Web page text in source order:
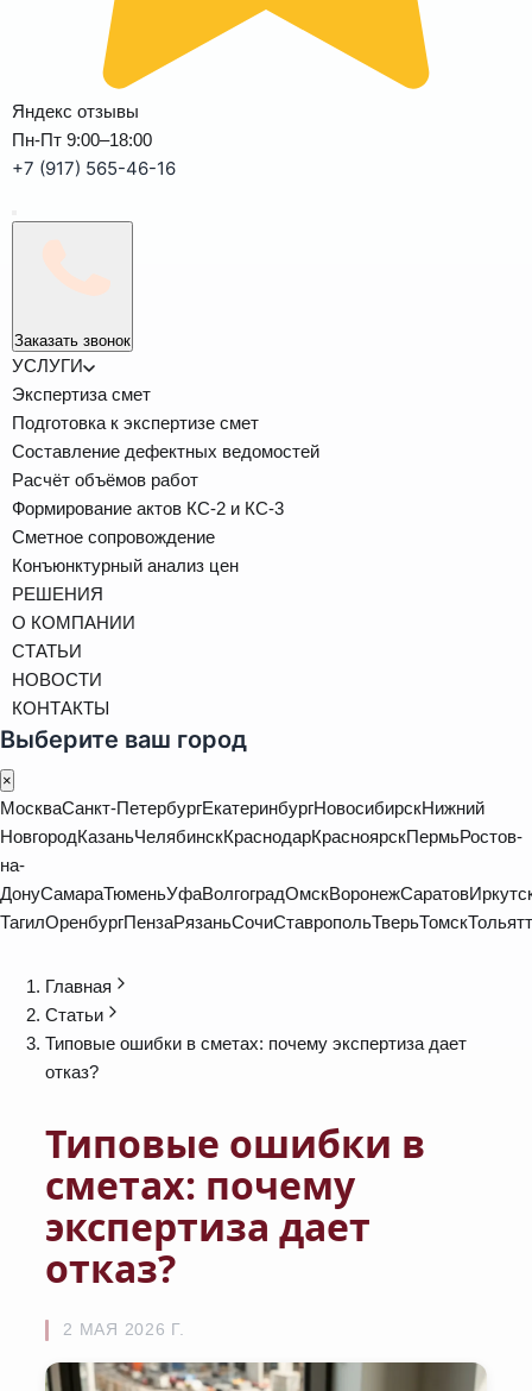
Яндекс отзывы
Пн-Пт 9:00–18:00
+7 (917) 565-46-16
Заказать звонок
УСЛУГИ
Экспертиза смет
Подготовка к экспертизе смет
Составление дефектных ведомостей
Расчёт объёмов работ
Формирование актов КС-2 и КС-3
Сметное сопровождение
Конъюнктурный анализ цен
РЕШЕНИЯ
О КОМПАНИИ
СТАТЬИ
НОВОСТИ
КОНТАКТЫ
Выберите ваш город
×
МоскваСанкт-ПетербургЕкатеринбургНовосибирскНижний
НовгородКазаньЧелябинскКраснодарКрасноярскПермьРостов-
на-
ДонуСамараТюменьУфаВолгоградОмскВоронежСаратов
ТагилОренбургПензаРязаньСочиСтавропольТверьТомск
Главная
Статьи
Типовые ошибки в сметах: почему экспертиза дает
отказ?
Типовые ошибки в
сметах: почему
экспертиза дает
отказ?
2 МАЯ 2026 Г.